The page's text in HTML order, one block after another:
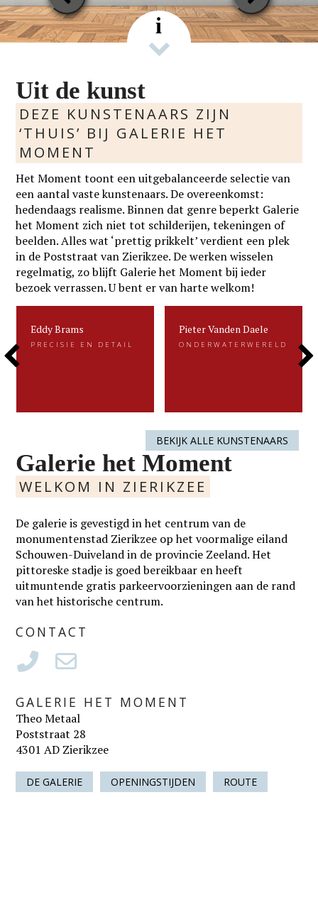
Slide Slide
i
Uit de kunst
DEZE KUNSTENAARS ZIJN
‘THUIS’ BIJ GALERIE HET
MOMENT
Het Moment toont een uitgebalanceerde selectie van
een aantal vaste kunstenaars. De overeenkomst:
hedendaags realisme. Binnen dat genre beperkt Galerie
het Moment zich niet tot schilderijen, tekeningen of
beelden. Alles wat ‘prettig prikkelt’ verdient een plek
in de Poststraat van Zierikzee. De werken wisselen
regelmatig, zo blijft Galerie het Moment bij ieder
bezoek verrassen. U bent er van harte welkom!
Eddy Brams
PRECISIE EN DETAIL
Pieter Vanden Daele
ONDERWATERWERELD
Pieter Vanden Daele
Next
BEKIJK ALLE KUNSTENAARS
Galerie het Moment
WELKOM IN ZIERIKZEE
De galerie is gevestigd in het centrum van de
monumentenstad Zierikzee op het voormalige eiland
Schouwen-Duiveland in de provincie Zeeland. Het
pittoreske stadje is goed bereikbaar en heeft
uitmuntende gratis parkeervoorzieningen aan de rand
van het historische centrum.
CONTACT
GALERIE HET MOMENT
Theo Metaal
Poststraat 28
4301 AD Zierikzee
DE GALERIE OPENINGSTIJDEN ROUTE